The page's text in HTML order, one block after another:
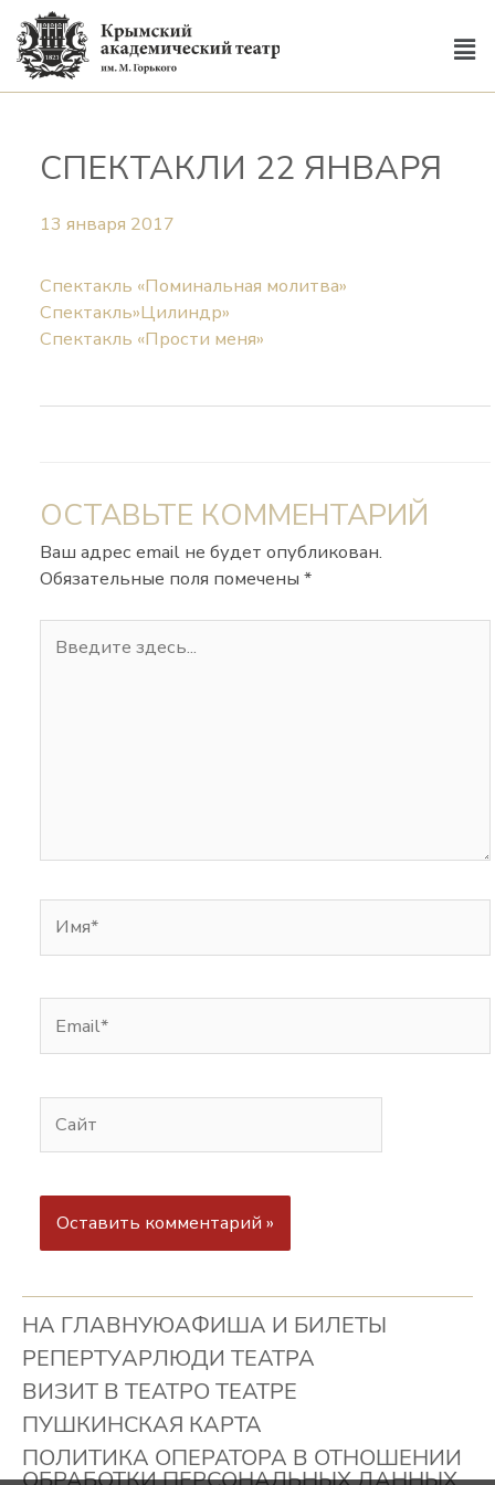
СПЕКТАКЛИ 22 ЯНВАРЯ
13 января 2017
Спектакль «Поминальная молитва»
Спектакль»Цилиндр»
Спектакль «Прости меня»
ОСТАВЬТЕ КОММЕНТАРИЙ
Ваш адрес email не будет опубликован.
Обязательные поля помечены*
НА ГЛАВНУЮАФИША И БИЛЕТЫ
РЕПЕРТУАРЛЮДИ ТЕАТРА
ВИЗИТ В ТЕАТРО ТЕАТРЕ
ПУШКИНСКАЯ КАРТА
ПОЛИТИКА ОПЕРАТОРА В ОТНОШЕНИИ